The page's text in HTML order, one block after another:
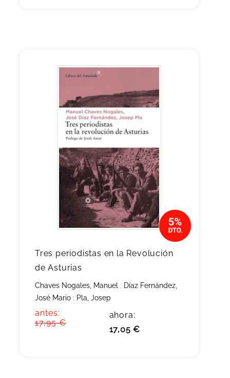
Tres periodistas en la Revolución
de Asturias
Chaves Nogales, Manuel ; Díaz Fernández,
José Mario ; Pla, Josep
antes:
17,95 €
ahora:
17,05 €